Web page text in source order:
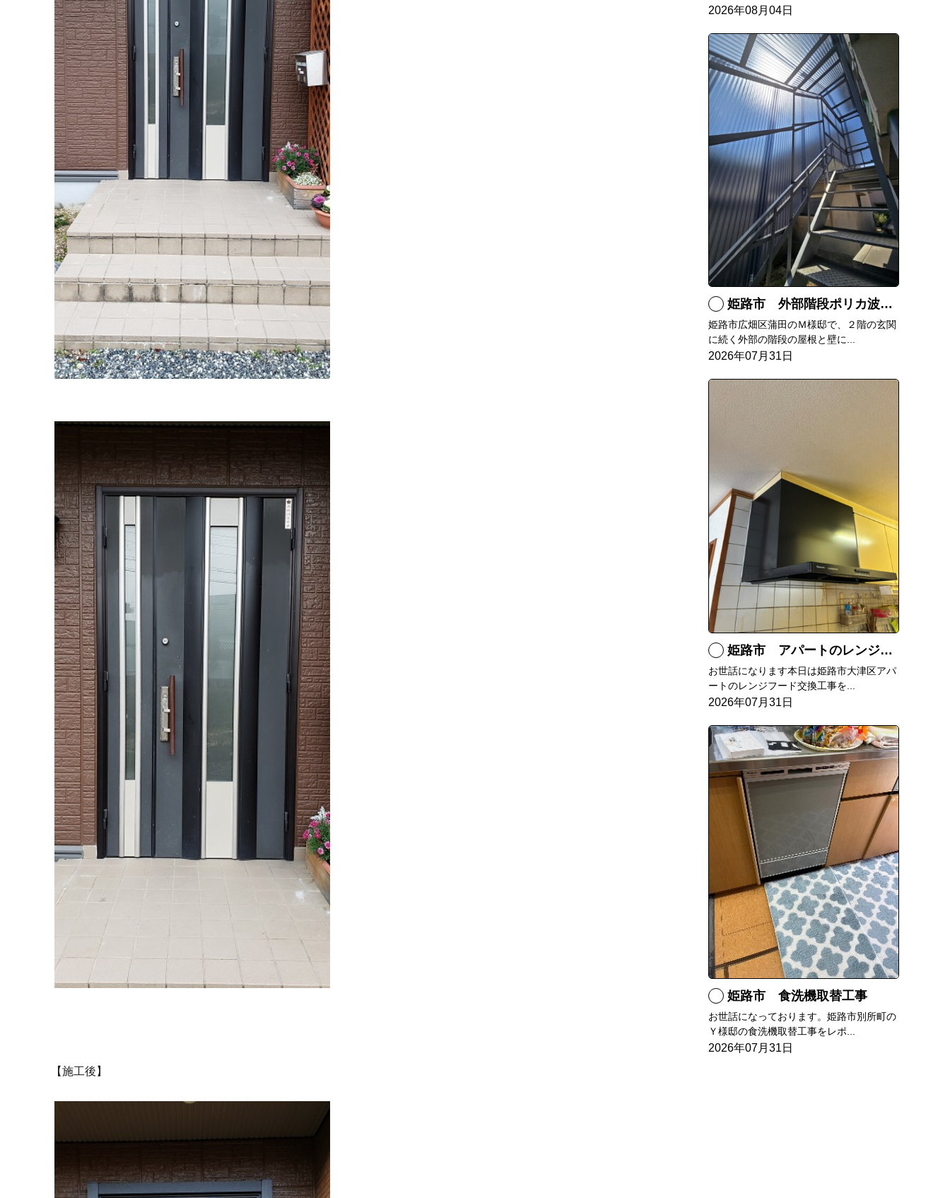
【施工後】
2026年08月04日
姫路市 外部階段ポリカ波板張替工事
姫路市広畑区蒲田のＭ様邸で、２階の玄関
に続く外部の階段の屋根と壁に...
2026年07月31日
姫路市 アパートのレンジフード交換
お世話になります本日は姫路市大津区アパ
ートのレンジフード交換工事を...
2026年07月31日
姫路市 食洗機取替工事
お世話になっております。姫路市別所町の
Ｙ様邸の食洗機取替工事をレポ...
2026年07月31日